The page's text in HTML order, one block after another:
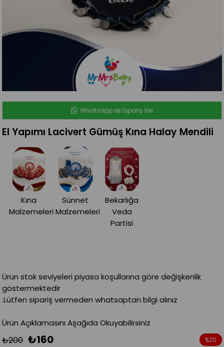
Whatsapp ile Sipariş Ver
El Yapımı Lacivert Gümüş Kına Halay Mendili
Kına
Malzemeleri
Sünnet
Malzemeleri
Bekarlığa
Veda
Partisi
Ürün stok seviyeleri piyasa koşullarına göre değişkenlik
göstermektedir
.Lütfen sipariş vermeden whatsaptan bilgi alınız
Ürün Açıklamasını Aşağıda Okuyabilirsiniz
₺200 ₺160 %20